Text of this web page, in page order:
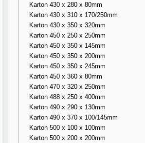
Karton 430 x 280 x 80mm
Karton 430 x 310 x 170/250mm
Karton 430 x 350 x 320mm
Karton 450 x 250 x 250mm
Karton 450 x 350 x 145mm
Karton 450 x 350 x 200mm
Karton 450 x 350 x 245mm
Karton 450 x 360 x 80mm
Karton 470 x 320 x 250mm
Karton 488 x 250 x 400mm
Karton 490 x 290 x 130mm
Karton 490 x 370 x 100/145mm
Karton 500 x 100 x 100mm
Karton 500 x 200 x 200mm